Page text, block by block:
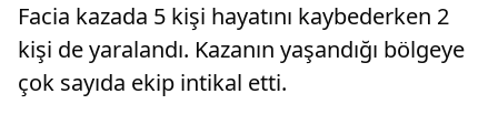
Facia kazada 5 kişi hayatını kaybederken 2
kişi de yaralandı. Kazanın yaşandığı bölgeye
çok sayıda ekip intikal etti.